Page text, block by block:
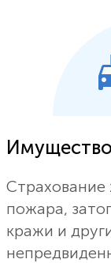
Имущество
Страхование
пожара,
кражи и